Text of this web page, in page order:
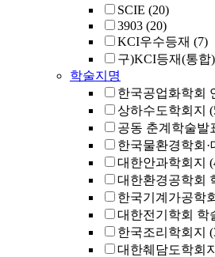
SCIE (20)
3903 (20)
KCI우수등재 (7)
구)KCI등재(통합)
학술지명
한국공업화학회
상하수도학회지
공동 춘계학술발
한국물환경학회
대한안과학회지
대한환경공학회
한국기계가공학
대한전기학회 학
한국조리학회지
대한췌담도학회지